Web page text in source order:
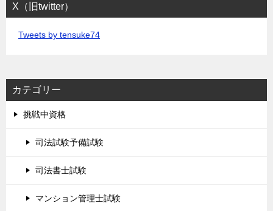
X（旧twitter）
Tweets by tensuke74
カテゴリー
挑戦中資格
司法試験予備試験
司法書士試験
マンション管理士試験